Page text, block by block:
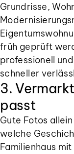
Grundrisse,
früh geprüft
professionell
schneller
3.
passt
Gute Fotos
welche
Familienhaus